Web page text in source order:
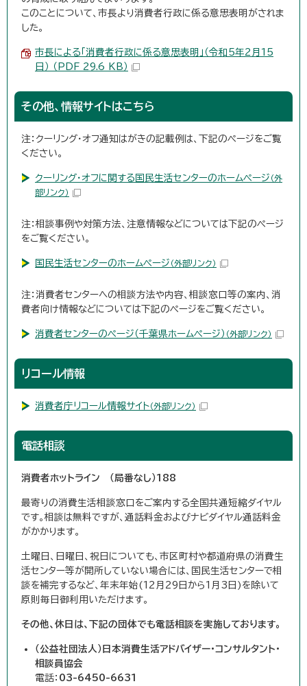
このことについて、市長より消費者行政に係る意思表明がされま
した。
市長による「消費者行政に係る意思表明」（令和5年2月15
日） （PDF 29.6 KB）
その他、情報サイトはこちら
注：クーリング・オフ通知はがきの記載例は、下記のページをご覧
ください。
クーリング・オフに関する国民生活センターのホームページ （外
部リンク）
注：相談事例や対策方法、注意情報などについては下記のページ
をご覧ください。
国民生活センターのホームページ （外部リンク）
注：消費者センターへの相談方法や内容、相談窓口等の案内、消
費者向け情報などについては下記のページをご覧ください。
消費者センターのページ（千葉県ホームページ） （外部リンク）
リコール情報
消費者庁リコール情報サイト（外部リンク）
電話相談
消費者ホットライン （局番なし）188
最寄りの消費生活相談窓口をご案内する全国共通短縮ダイヤル
です。相談は無料ですが、通話料金およびナビダイヤル通話料金
がかかります。
土曜日、日曜日、祝日についても、市区町村や都道府県の消費生
活センター等が開所していない場合には、国民生活センターで相
談を補完するなど、年末年始(12月29日から1月3日)を除いて
原則毎日御利用いただけます。
その他、休日は、下記の団体でも電話相談を実施しております。
（公益社団法人）日本消費生活アドバイザー・コンサルタント・
相談員協会
電話： 03-6450-6631